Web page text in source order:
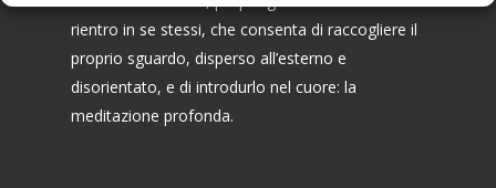
rientro in se stessi, che consenta di raccogliere il
proprio sguardo, disperso all’esterno e
disorientato, e di introdurlo nel cuore: la
meditazione profonda.